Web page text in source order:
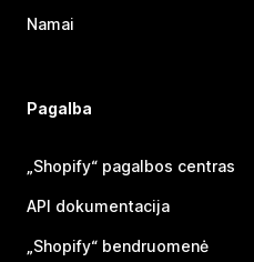
Namai
Pagalba
„Shopify“ pagalbos centras
API dokumentacija
„Shopify“ bendruomenė